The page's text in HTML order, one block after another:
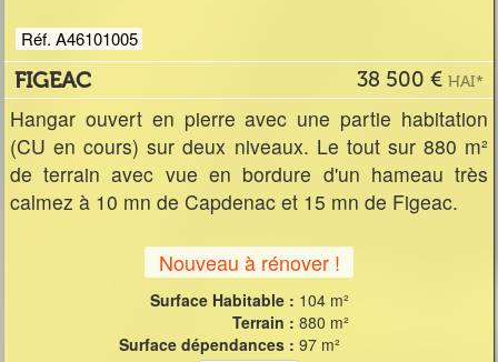
Réf. A46101005
FIGEAC 38 500 € HAI*
Hangar ouvert en pierre avec une partie habitation
(CU en cours) sur deux niveaux. Le tout sur 880 m²
de terrain avec vue en bordure d'un hameau très
calmez à 10 mn de Capdenac et 15 mn de Figeac.
Nouveau à rénover !
Surface Habitable : 104 m²
Terrain : 880 m²
Surface dépendances : 97 m²